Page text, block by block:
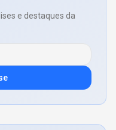
e destaques da